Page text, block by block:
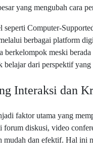
yang mengubah cara
seperti Computer-
berbagai platform
berkelompok meski
belajar dari perspektif
Interaksi dan
faktor utama yang
forum diskusi, video
mudah dan efektif. Hal ini